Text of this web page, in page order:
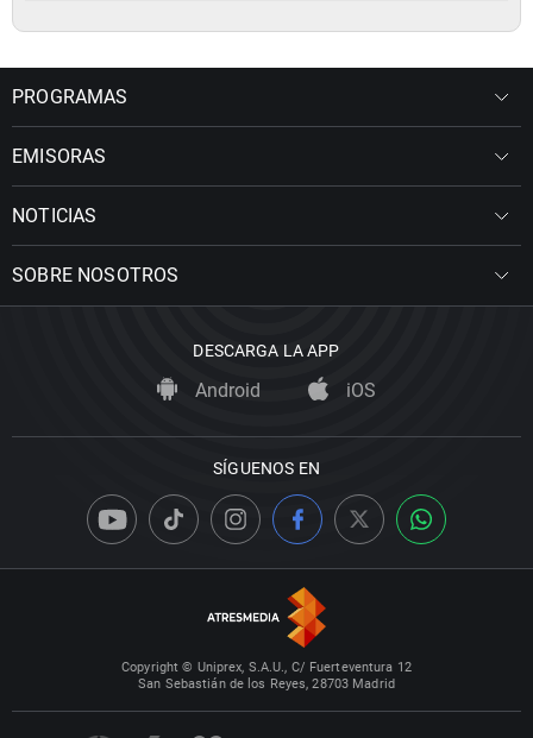
PROGRAMAS
EMISORAS
NOTICIAS
SOBRE NOSOTROS
DESCARGA LA APP
Android iOS
SÍGUENOS EN
Copyright © Uniprex, S.A.U., C/ Fuerteventura 12
San Sebastián de los Reyes, 28703 Madrid